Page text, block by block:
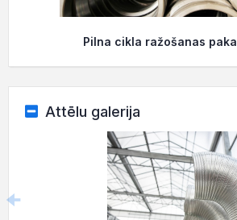
Pilna cikla ražošanas
Attēlu galerija